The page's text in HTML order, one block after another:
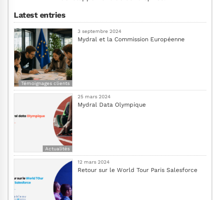
Latest entries
Témoignages clients
3 septembre 2024
Mydral et la Commission Européenne
Actualités
25 mars 2024
Mydral Data Olympique
12 mars 2024
Retour sur le World Tour Paris Salesforce